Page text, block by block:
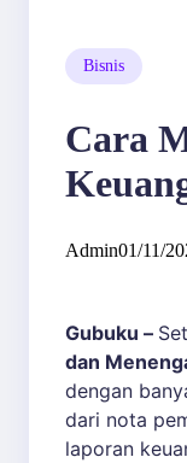
Bisnis
Cara
Admin01/11/
Gubuku –
dan
dengan
dari nota
laporan